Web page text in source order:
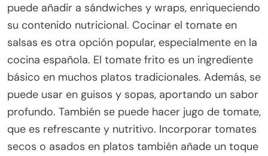
puede añadir a sándwiches y wraps, enriqueciendo
su contenido nutricional. Cocinar el tomate en
salsas es otra opción popular, especialmente en la
cocina española. El tomate frito es un ingrediente
básico en muchos platos tradicionales. Además, se
puede usar en guisos y sopas, aportando un sabor
profundo. También se puede hacer jugo de tomate,
que es refrescante y nutritivo. Incorporar tomates
secos o asados en platos también añade un toque